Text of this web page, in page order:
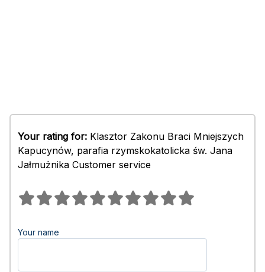
Your rating for: Klasztor Zakonu Braci Mniejszych
Kapucynów, parafia rzymskokatolicka św. Jana
Jałmużnika Customer service
Your name